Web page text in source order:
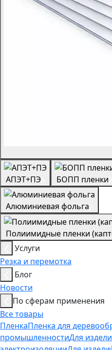
АПЭТ+ПЭ БОПП пленки
Алюминиевая фольга
Полиимидные пленки
Услуги
Резка и перемотка
Блог
Новости
По сферам применения
Все товары
ПленкаПленка для
промышленностиДля